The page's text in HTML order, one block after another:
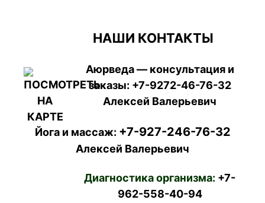
НАШИ КОНТАКТЫ
Аюрведа — консультация и
заказы: +7-9272-46-76-32
Алексей Валерьевич
Йога и массаж: +7-927-246-76-32
Алексей Валерьевич
Диагностика организма: +7-
962-558-40-94